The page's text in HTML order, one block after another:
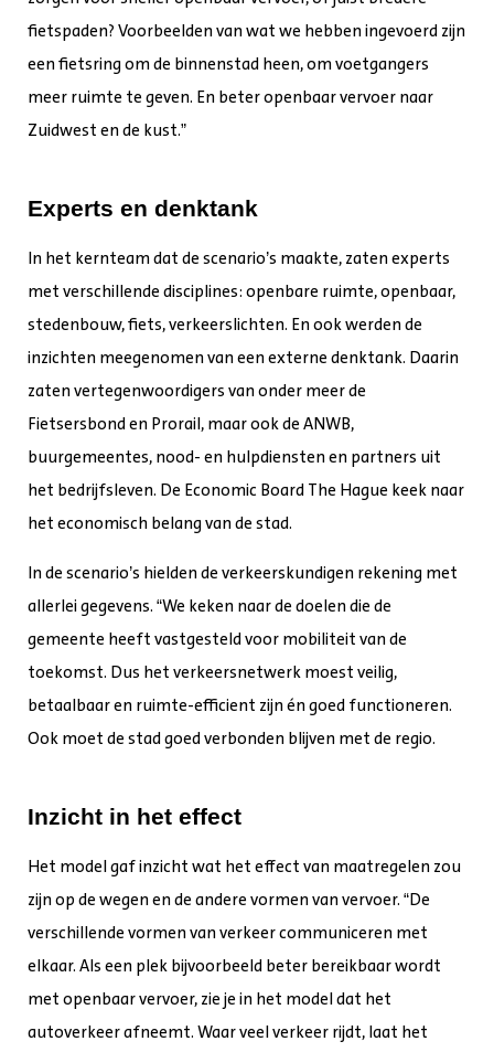
fietspaden? Voorbeelden van wat we hebben ingevoerd zijn
een fietsring om de binnenstad heen, om voetgangers
meer ruimte te geven. En beter openbaar vervoer naar
Zuidwest en de kust.”
Experts en denktank
In het kernteam dat de scenario’s maakte, zaten experts
met verschillende disciplines: openbare ruimte, openbaar,
stedenbouw, fiets, verkeerslichten. En ook werden de
inzichten meegenomen van een externe denktank. Daarin
zaten vertegenwoordigers van onder meer de
Fietsersbond en Prorail, maar ook de ANWB,
buurgemeentes, nood- en hulpdiensten en partners uit
het bedrijfsleven. De Economic Board The Hague keek naar
het economisch belang van de stad.
In de scenario’s hielden de verkeerskundigen rekening met
allerlei gegevens. “We keken naar de doelen die de
gemeente heeft vastgesteld voor mobiliteit van de
toekomst. Dus het verkeersnetwerk moest veilig,
betaalbaar en ruimte-efficient zijn én goed functioneren.
Ook moet de stad goed verbonden blijven met de regio.
Inzicht in het effect
Het model gaf inzicht wat het effect van maatregelen zou
zijn op de wegen en de andere vormen van vervoer. “De
verschillende vormen van verkeer communiceren met
elkaar. Als een plek bijvoorbeeld beter bereikbaar wordt
met openbaar vervoer, zie je in het model dat het
autoverkeer afneemt. Waar veel verkeer rijdt, laat het